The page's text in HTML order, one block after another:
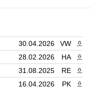
30.04.2026 VW
28.02.2026 HA
31.08.2025 RE
16.04.2026 PK